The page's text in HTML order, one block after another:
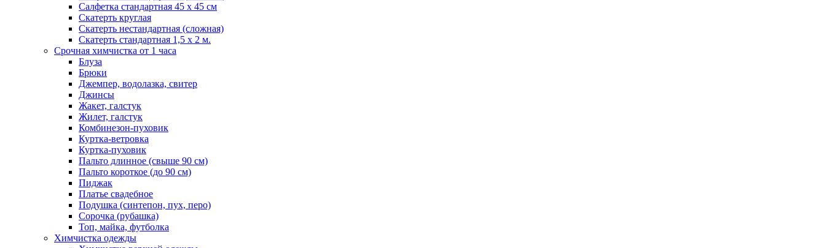
Салфетка стандартная 45 х 45 см
Скатерть круглая
Скатерть нестандартная (сложная)
Скатерть стандартная 1,5 х 2 м.
Срочная химчистка от 1 часа
Блуза
Брюки
Джемпер, водолазка, свитер
Джинсы
Жакет, галстук
Жилет, галстук
Комбинезон-пуховик
Куртка-ветровка
Куртка-пуховик
Пальто длинное (свыше 90 см)
Пальто короткое (до 90 см)
Пиджак
Платье свадебное
Подушка (синтепон, пух, перо)
Сорочка (рубашка)
Топ, майка, футболка
Химчистка одежды